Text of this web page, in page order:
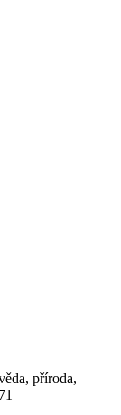
příroda,